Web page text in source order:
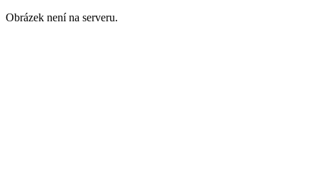
Obrázek není na serveru.